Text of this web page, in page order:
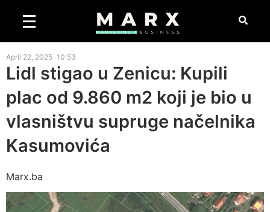
April 22, 2025 10:53
Lidl stigao u Zenicu: Kupili
plac od 9.860 m2 koji je bio u
vlasništvu supruge načelnika
Kasumovića
Marx.ba